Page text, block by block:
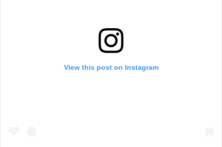
View this post on Instagram